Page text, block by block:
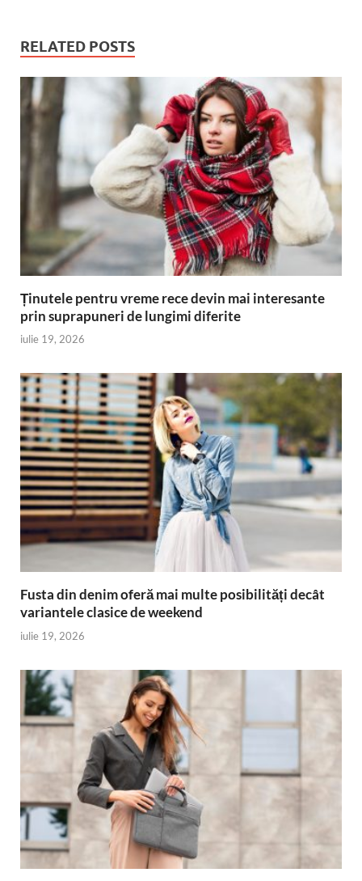
RELATED POSTS
Ținutele pentru vreme rece devin mai interesante
prin suprapuneri de lungimi diferite
iulie 19, 2026
Fusta din denim oferă mai multe posibilități decât
variantele clasice de weekend
iulie 19, 2026